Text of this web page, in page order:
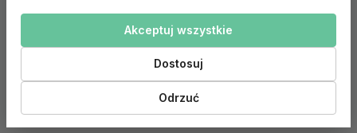
Portal:
© 2010–2026 FILMFAN.PL – Film. Nasza wspólna pasja.
Ta strona korzysta z TMDB i API TMDB, ale nie jest przez TMDB wspierana ani
Odrzuć
Dostosuj
Akceptuj wszystkie